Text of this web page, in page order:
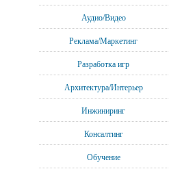
Аудио/Видео
Реклама/Маркетинг
Разработка игр
Архитектура/Интерьер
Инжиниринг
Консалтинг
Обучение